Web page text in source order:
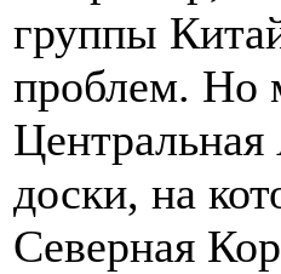
группы
проблем. Но
доски, на
Северная